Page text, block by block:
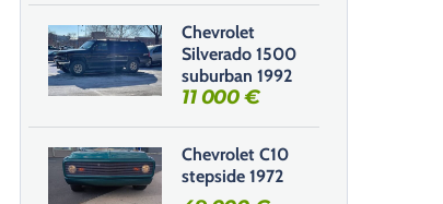
Chevrolet
Silverado 1500
suburban 1992
11 000€
Chevrolet C10
stepside 1972